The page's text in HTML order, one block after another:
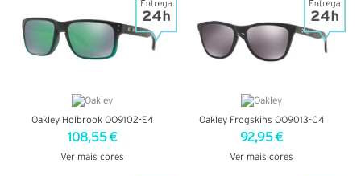
Oakley Holbrook OO9102-E4
108,55 €
Ver mais cores
Oakley Frogskins OO9013-C4
92,95 €
Ver mais cores